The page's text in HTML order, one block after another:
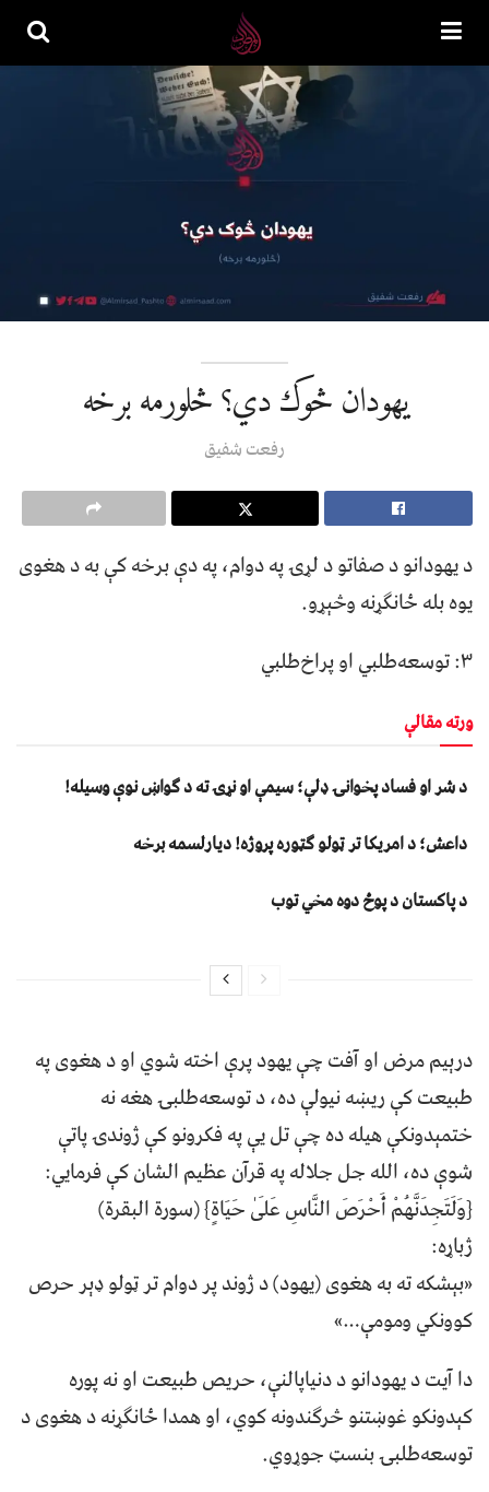
یهودان څوک دي؟ څلورمه برخه
رفعت شفیق
د يهودانو د صفاتو د لړۍ په دوام، په دې برخه کې به د هغوی
يوه بله ځانګړنه وڅېړو.
۳: توسعه‌طلبي او پراخ‌طلبي
ورته مقالې
د شر او فساد پخوانۍ ډلې؛ سیمې او نړۍ ته د ګواښ نوې وسیله!
داعش؛ د امریکا تر ټولو ګټوره پروژه! دیارلسمه برخه
د پاکستان د پوځ دوه مخي توب
درېيم مرض او آفت چې يهود پرې اخته شوي او د هغوی په
طبيعت کې ريښه نيولې ده، د توسعه‌طلبۍ هغه نه
ختمېدونکې هيله ده چې تل يې په فکرونو کې ژوندۍ پاتې
شوې ده، الله جل جلاله په قرآن عظيم الشان کې فرمايي:
{وَلَتَجِدَنَّهُمْ أَحْرَصَ النَّاسِ عَلَىٰ حَيَاةٍ} (سورة البقرة)
ژباړه:
«بېشکه ته به هغوی (يهود) د ژوند پر دوام تر ټولو ډېر حرص
کوونکي ومومې…»
دا آيت د يهودانو د دنياپالنې، حريص طبيعت او نه پوره
کېدونکو غوښتنو څرګندونه کوي، او همدا ځانګړنه د هغوی د
توسعه‌طلبۍ بنسټ جوړوي.